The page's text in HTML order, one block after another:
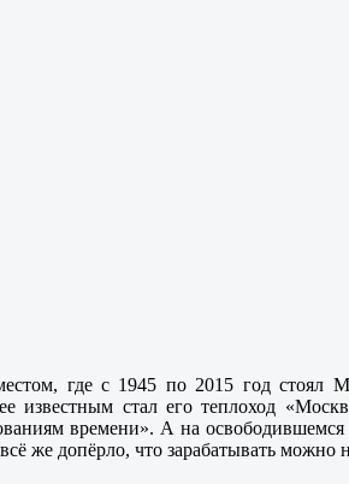
где с 1945 по 2015 год
известным стал его теплоход
времени». А на
же допёрло, что зарабатывать